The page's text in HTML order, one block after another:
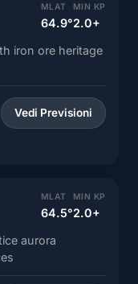
MLAT
64.9°
MIN KP
2.0+
iron ore heritage
Vedi Previsioni
MLAT
64.5°
MIN KP
2.0+
aurora